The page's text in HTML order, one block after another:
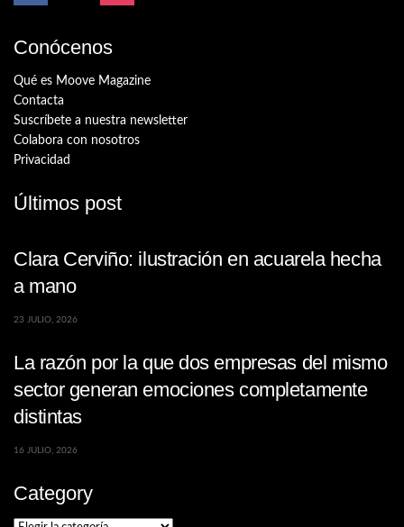
Conócenos
Qué es Moove Magazine
Contacta
Suscríbete a nuestra newsletter
Colabora con nosotros
Privacidad
Últimos post
Clara Cerviño: ilustración en acuarela hecha
a mano
23 JULIO, 2026
La razón por la que dos empresas del mismo
sector generan emociones completamente
distintas
16 JULIO, 2026
Category